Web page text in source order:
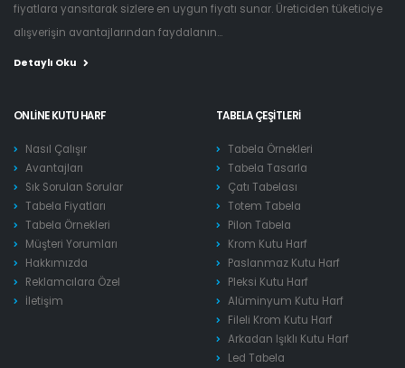
fiyatlara yansıtarak sizlere en uygun fiyatı sunar. Üreticiden tüketiciye
alışverişin avantajlarından faydalanın...
Detaylı Oku
ONLINE KUTU HARF
Nasıl Çalışır
Avantajları
Sık Sorulan Sorular
Tabela Fiyatları
Tabela Örnekleri
Müşteri Yorumları
Hakkımızda
Reklamcılara Özel
İletişim
TABELA ÇEŞITLERI
Tabela Örnekleri
Tabela Tasarla
Çatı Tabelası
Totem Tabela
Pilon Tabela
Krom Kutu Harf
Paslanmaz Kutu Harf
Pleksi Kutu Harf
Alüminyum Kutu Harf
Fileli Krom Kutu Harf
Arkadan Işıklı Kutu Harf
Led Tabela